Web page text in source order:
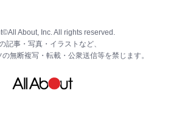
About, Inc. All rights reserved.
記事・写真・イラストなど、
無断複写・転載・公衆送信等を禁じます。